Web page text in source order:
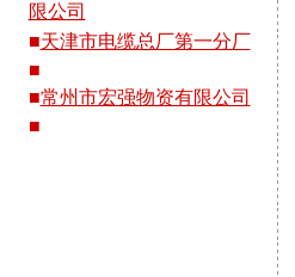
限公司
■天津市电缆总厂第一分厂
■
■常州市宏强物资有限公司
■